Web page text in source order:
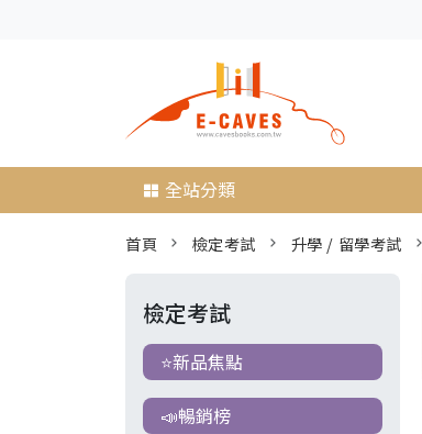
全站分類
首頁 檢定考試 升學 / 留學考試
檢定考試
⭐新品焦點
📣暢銷榜